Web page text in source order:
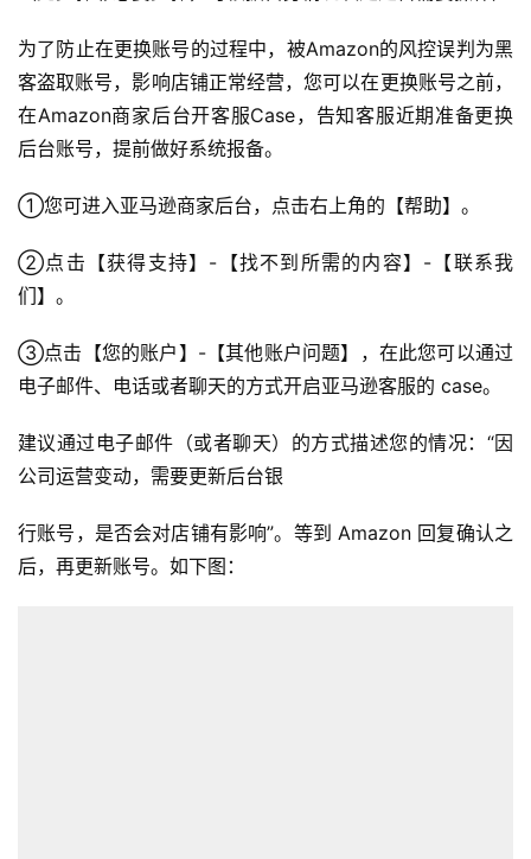
首
页
全
开
跨
境
百
科
社
媒
销
为了防止在更换账号的过程中，被Amazon的风控误判为黑
客盗取账号，影响店铺正常经营，您可以在更换账号之前，
在Amazon商家后台开客服Case，告知客服近期准备更换
后台账号，提前做好系统报备。
①您可进入亚马逊商家后台，点击右上角的【帮助】。
②点击【获得支持】-【找不到所需的内容】-【联系我
们】。
③点击【您的账户】-【其他账户问题】，在此您可以通过
电子邮件、电话或者聊天的方式开启亚马逊客服的 case。
建议通过电子邮件（或者聊天）的方式描述您的情况：“因
公司运营变动，需要更新后台银
行账号，是否会对店铺有影响”。等到 Amazon 回复确认之
后，再更新账号。如下图：